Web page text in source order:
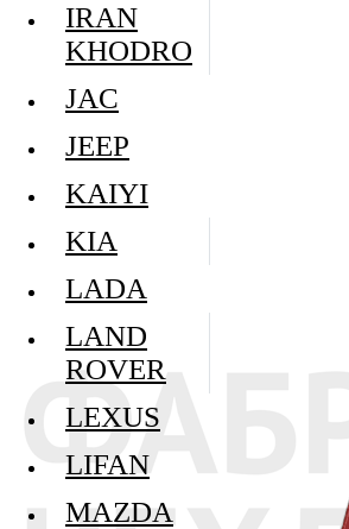
IRAN
KHODRO
JAC
JEEP
KAIYI
KIA
LADA
LAND
ROVER
LEXUS
LIFAN
MAZDA